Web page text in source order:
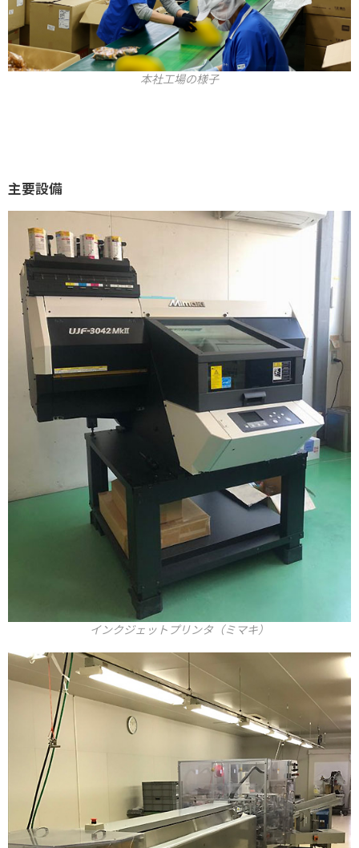
本社工場の様子
主要設備
インクジェットプリンタ（ミマキ）